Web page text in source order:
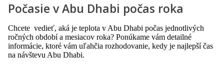
Počasie v Abu Dhabi počas roka
Chcete vedieť, aká je teplota v Abu Dhabi počas jednotlivých
ročných období a mesiacov roka? Ponúkame vám detailné
informácie, ktoré vám uľahčia rozhodovanie, kedy je najlepší čas
na návštevu Abu Dhabi.